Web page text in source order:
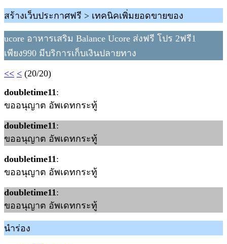
สร้างเว็บประกาศฟรี > เทคนิคเพิ่มยอดขายของ
ucore อาหารเสริม Balance Ucore ส่งฟรี โปร 2ฟรี1
เพียง990 มีบริการเก็บเงินปลายทาง
<< < (20/20)
doubletime11:
ขออนุญาต อัพเดทกระทู้
doubletime11:
ขออนุญาต อัพเดทกระทู้
doubletime11:
ขออนุญาต อัพเดทกระทู้
doubletime11:
ขออนุญาต อัพเดทกระทู้
นำร่อง